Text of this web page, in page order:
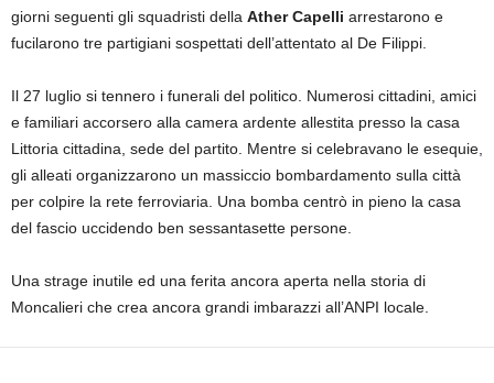
giorni seguenti gli squadristi della Ather Capelli arrestarono e
fucilarono tre partigiani sospettati dell’attentato al De Filippi.
Il 27 luglio si tennero i funerali del politico. Numerosi cittadini, amici
e familiari accorsero alla camera ardente allestita presso la casa
Littoria cittadina, sede del partito. Mentre si celebravano le esequie,
gli alleati organizzarono un massiccio bombardamento sulla città
per colpire la rete ferroviaria. Una bomba centrò in pieno la casa
del fascio uccidendo ben sessantasette persone.
Una strage inutile ed una ferita ancora aperta nella storia di
Moncalieri che crea ancora grandi imbarazzi all’ANPI locale.